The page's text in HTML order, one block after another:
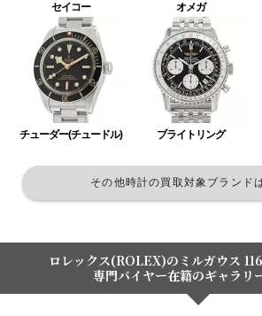
セイコー オメガ
チューダー(チュードル) ブライトリング
その他時計の買取対象ブランド
ロレックス(ROLEX)のミルガウス
専門バイヤー在籍のギャラリ